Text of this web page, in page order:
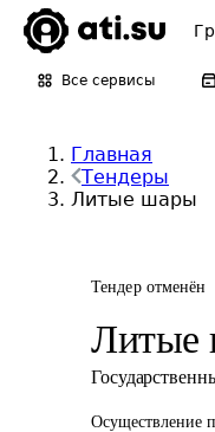
Все сервисы
Главная
Тендеры
Литые шары
Тендер отменён
Литые
Осуществление